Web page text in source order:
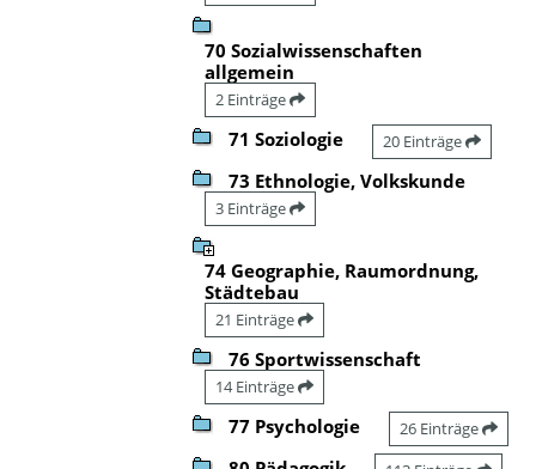
70 Sozialwissenschaften
allgemein
2 Einträge
71 Soziologie 20 Einträge
73 Ethnologie, Volkskunde
3 Einträge
74 Geographie, Raumordnung,
Städtebau
21 Einträge
76 Sportwissenschaft
14 Einträge
77 Psychologie 26 Einträge